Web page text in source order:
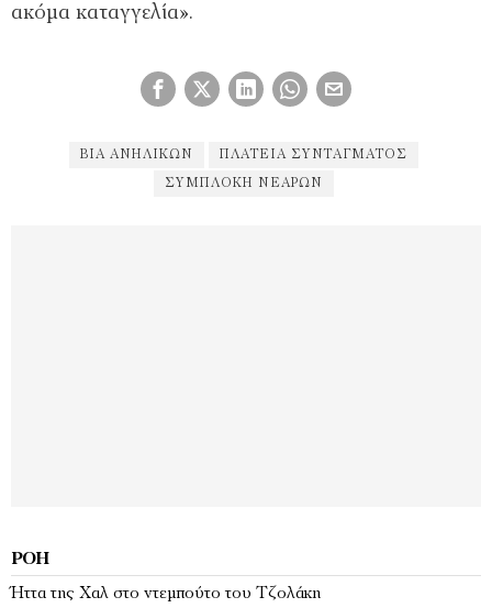
ακόμα καταγγελία».
ΒΊΑ ΑΝΗΛΊΚΩΝ ΠΛΑΤΕΊΑ ΣΥΝΤΆΓΜΑΤΟΣ
ΣΥΜΠΛΟΚΉ ΝΕΑΡΏΝ
ΡΟΉ
Ήττα της Χαλ στο ντεμπούτο του Τζολάκη